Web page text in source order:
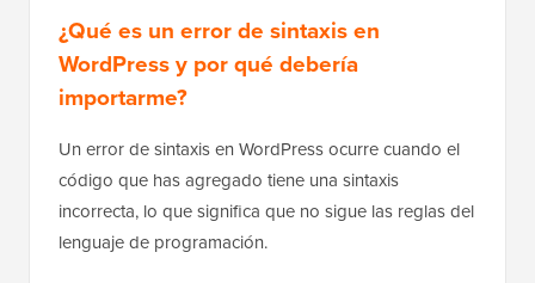
¿Qué es un error de sintaxis en
WordPress y por qué debería
importarme?
Un error de sintaxis en WordPress ocurre cuando el
código que has agregado tiene una sintaxis
incorrecta, lo que significa que no sigue las reglas del
lenguaje de programación.